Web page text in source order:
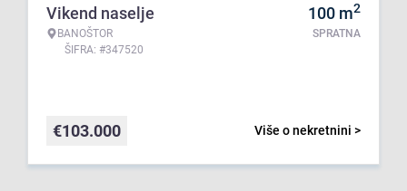
Vikend naselje
BANOŠTOR
ŠIFRA: #347520
100 m2
SPRATNA
Više o nekretnini >
€103.000